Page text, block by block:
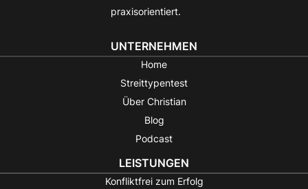
praxisorientiert.
UNTERNEHMEN
Home
Streittypentest
Über Christian
Blog
Podcast
LEISTUNGEN
Konfliktfrei zum Erfolg